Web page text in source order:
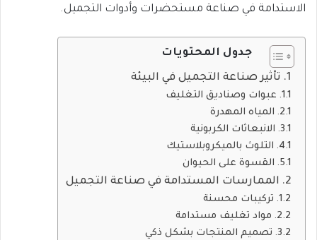
الاستدامة في صناعة مستحضرات وأدوات التجميل.
جدول المحتويات
تأثير صناعة التجميل في البيئة
عبوات وصناديق التغليف
المياه المهدرة
الانبعاثات الكربونية
التلوث بالميكروبلاستيك
القسوة على الحيوان
الممارسات المستدامة في صناعة التجميل
تركيبات محسنة
مواد تغليف مستدامة
تصميم المنتجات بشكل ذكي